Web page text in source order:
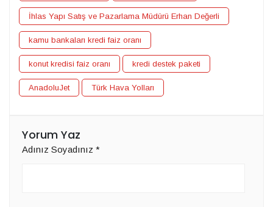
İhlas Yapı Satış ve Pazarlama Müdürü Erhan Değerli
kamu bankaları kredi faiz oranı
konut kredisi faiz oranı kredi destek paketi
AnadoluJet Türk Hava Yolları
Yorum Yaz
Adınız Soyadınız *